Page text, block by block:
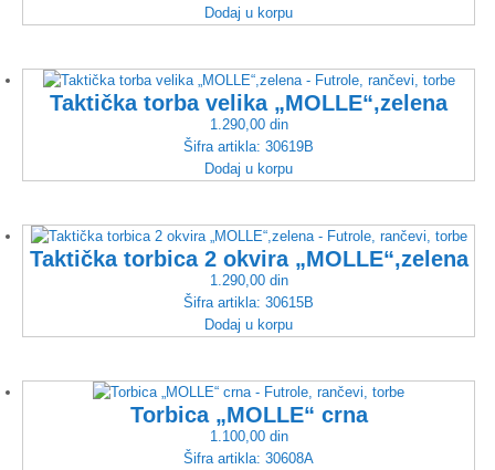
Dodaj u korpu
Taktička torba velika „MOLLE“,zelena
1.290,00 din
Šifra artikla: 30619B
Dodaj u korpu
Taktička torbica 2 okvira „MOLLE“,zelena
1.290,00 din
Šifra artikla: 30615B
Dodaj u korpu
Torbica „MOLLE“ crna
1.100,00 din
Šifra artikla: 30608A